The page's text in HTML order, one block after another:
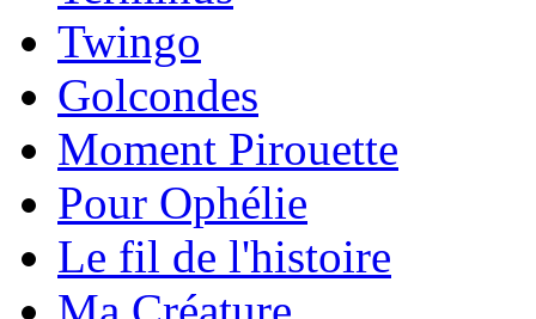
Twingo
Golcondes
Moment Pirouette
Pour Ophélie
Le fil de l'histoire